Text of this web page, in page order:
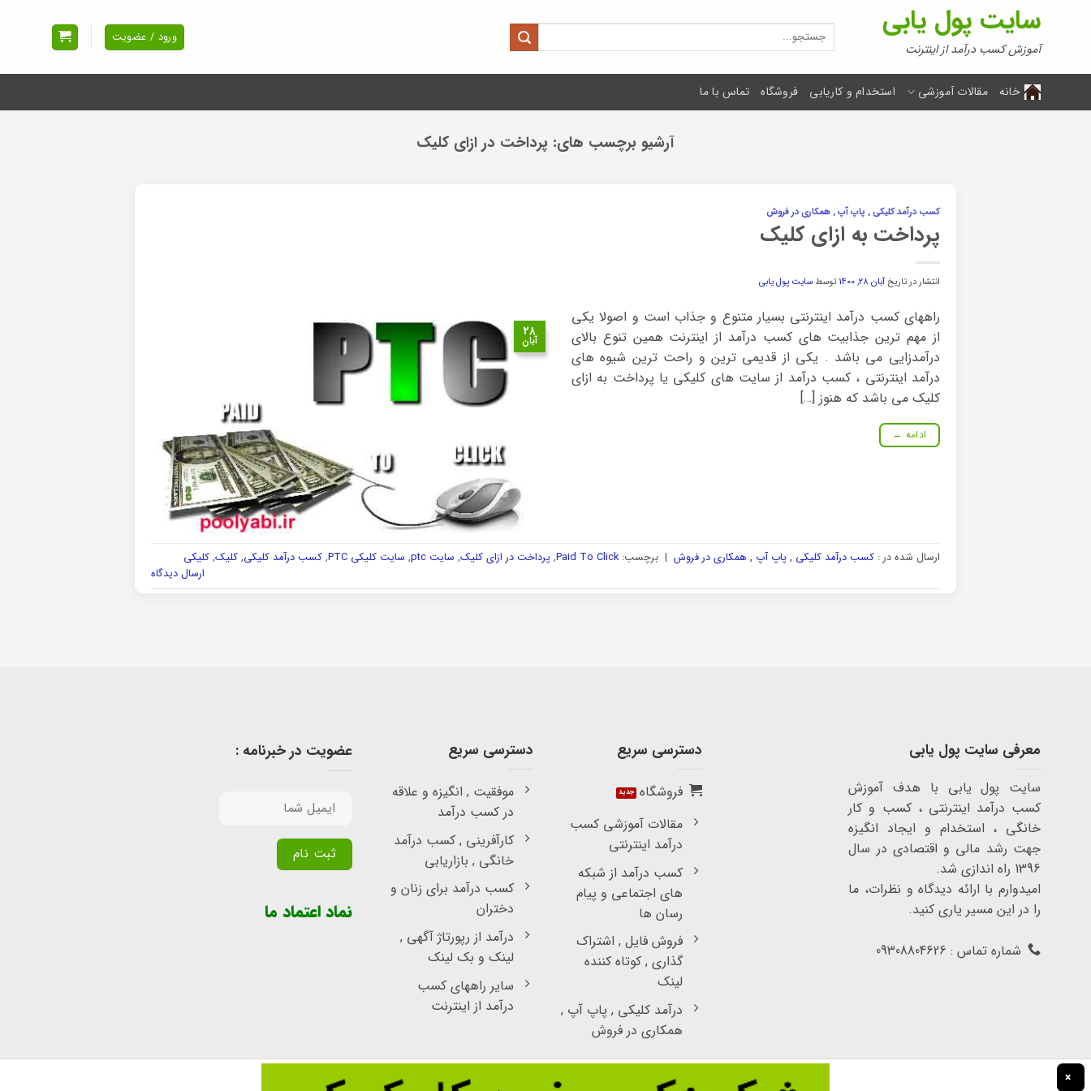
سایت پول یابی
آموزش کسب درآمد از اینترنت
جستجو
برای:
ورود / عضویت
خانه مقالات آموزشی استخدام و کاریابی فروشگاه تماس با ما
آرشیو برچسب های: پرداخت در ازای کلیک
کسب درآمد کلیکی , پاپ آپ , همکاری در فروش
پرداخت به ازای کلیک
انتشار در تاریخآبان ۲۸, ۱۴۰۰ توسطسایت پول یابی
۲۸
آبان
راههای کسب درآمد اینترنتی بسیار متنوع و جذاب است و اصولا یکی
از مهم ترین جذابیت های کسب درآمد از اینترنت همین تنوع بالای
درآمدزایی می باشد . یکی از قدیمی ترین و راحت ترین شیوه های
درآمد اینترنتی ، کسب درآمد از سایت های کلیکی یا پرداخت به ازای
کلیک می باشد که هنوز […]
ادامه →
ارسال شده در :کسب درآمد کلیکی , پاپ آپ , همکاری در فروش | برچسب:Paid To Click
, پرداخت در ازای کلیک, سایت ptc , سایت کلیکی PTC ,کسب درآمد کلیکی,کلیک,کلیکی
ارسال دیدگاه
معرفی سایت پول یابی
سایت پول یابی با هدف آموزش
کسب درآمد اینترنتی ، کسب و کار
خانگی ، استخدام و ایجاد انگیزه
جهت رشد مالی و اقتصادی در سال
1396 راه اندازی شد.
امیدوارم با ارائه دیدگاه و نظرات، ما
را در این مسیر یاری کنید.
شماره تماس : 09308804626
دسترسی سریع
فروشگاه
مقالات آموزشی کسب
درآمد اینترنتی
کسب درآمد از شبکه
های اجتماعی و پیام
رسان ها
فروش فایل , اشتراک
گذاری , کوتاه کننده
لینک
درآمد کلیکی , پاپ آپ ,
همکاری در فروش
دسترسی سریع
موفقیت , انگیزه و علاقه
در کسب درآمد
کارآفرینی , کسب درآمد
خانگی , بازاریابی
کسب درآمد برای زنان و
دختران
درآمد از رپورتاژ آگهی ,
لینک و بک لینک
سایر راههای کسب
درآمد از اینترنت
عضویت در خبرنامه :
نماد اعتماد ما
×